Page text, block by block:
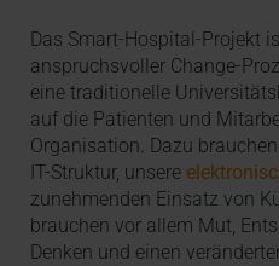
Das Smart-Hospital-Projekt
anspruchsvoller Change-
eine traditionelle
auf die Patienten und
Organisation. Dazu
IT-Struktur, unsere
zunehmenden Einsatz von
brauchen vor allem Mut,
Denken und einen